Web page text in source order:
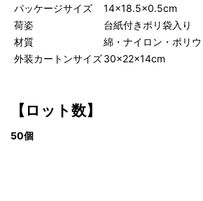
パッケージサイズ
14×18.5×0.5cm
荷姿
台紙付きポリ袋入り
材質
綿・ナイロン・ポリ
外装カートンサイズ30×22×14cm
【ロット数】
50個